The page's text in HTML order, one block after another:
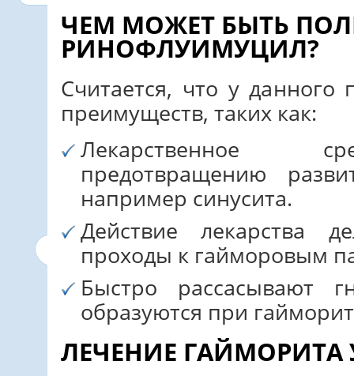
ЧЕМ МОЖЕТ БЫТЬ
РИНОФЛУИМУЦИЛ?
Считается, что у данного
преимуществ, таких как:
Лекарственное
предотвращению
например синусита.
Действие лекарства
проходы к гайморовым
Быстро рассасывают
образуются при
ЛЕЧЕНИЕ ГАЙМОРИТА